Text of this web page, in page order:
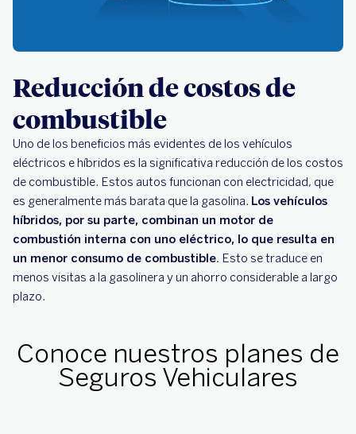
Reducción de costos de
combustible
Uno de los beneficios más evidentes de los vehículos
eléctricos e híbridos es la significativa reducción de los costos
de combustible. Estos autos funcionan con electricidad, que
es generalmente más barata que la gasolina. Los vehículos
híbridos, por su parte, combinan un motor de
combustión interna con uno eléctrico, lo que resulta en
un menor consumo de combustible. Esto se traduce en
menos visitas a la gasolinera y un ahorro considerable a largo
plazo.
Conoce nuestros planes de
Seguros Vehiculares